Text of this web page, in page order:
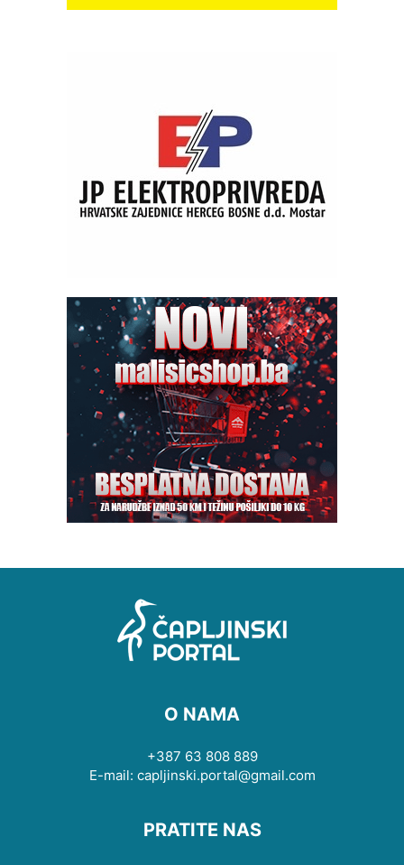
O NAMA
+387 63 808 889
E-mail: capljinski.portal@gmail.com
PRATITE NAS